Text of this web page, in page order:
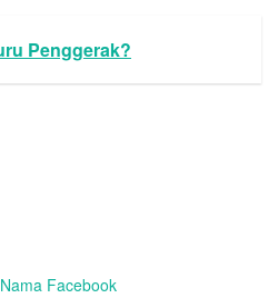
Penggerak?
Facebook